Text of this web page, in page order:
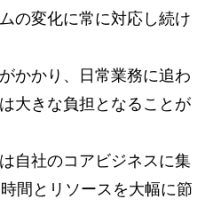
の変化に常に対応し続け
かかり、日常業務に追わ
大きな負担となることが
自社のコアビジネスに集
間とリソースを大幅に節